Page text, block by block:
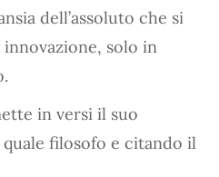
dell’assoluto che si
solo in
in versi il suo
filosofo e citando il